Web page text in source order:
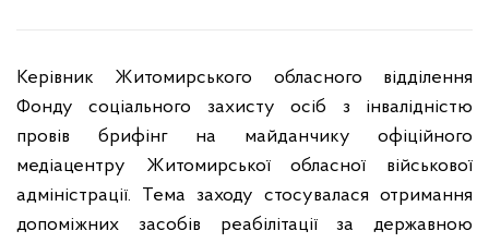
Керівник Житомирського обласного відділення
Фонду соціального захисту осіб з інвалідністю
провів брифінг на майданчику офіційного
медіацентру Житомирської обласної військової
адміністрації. Тема заходу стосувалася отримання
допоміжних засобів реабілітації за державною